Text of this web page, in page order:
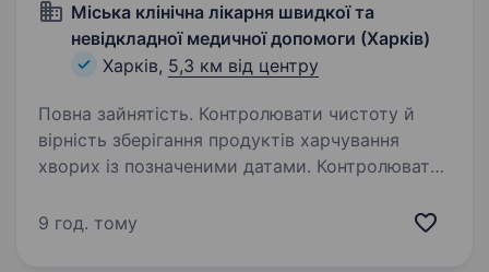
Міська клінічна лікарня швидкої та
невідкладної медичної допомоги (Харків)
Харків, 5,3 км від центру
Повна зайнятість. Контролювати чистоту й
вірність зберігання продуктів харчування
хворих із позначеними датами. Контролювати
зберігання продуктів хворих. Отримувати
9 год. тому